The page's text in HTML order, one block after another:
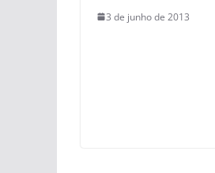
3 de junho de 2013